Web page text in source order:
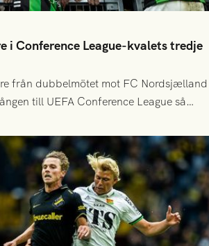
i Conference League-kvalets tredje
från dubbelmötet mot FC Nordsjælland
till UEFA Conference League så
kort därpå. Motståndare blir
isländska Valur och HŠK Zrinjski
Hercegovina.